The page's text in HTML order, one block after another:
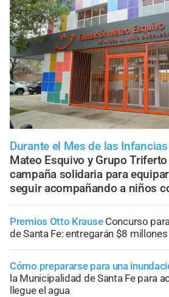
Durante el Mes de las Infancias
Mateo Esquivo y Grupo
campaña solidaria para
seguir acompañando a niños
Premios Otto Krause Concurso
de Santa Fe: entregarán $8
Cómo prepararse para una
la Municipalidad de Santa Fe para
llegue el agua